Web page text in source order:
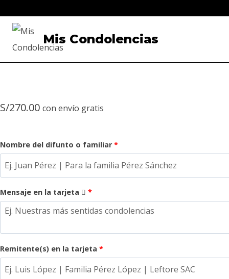
Mis Condolencias
S/270.00 con envío gratis
Nombre del difunto o familiar *
Mensaje en la tarjeta *
Remitente(s) en la tarjeta *